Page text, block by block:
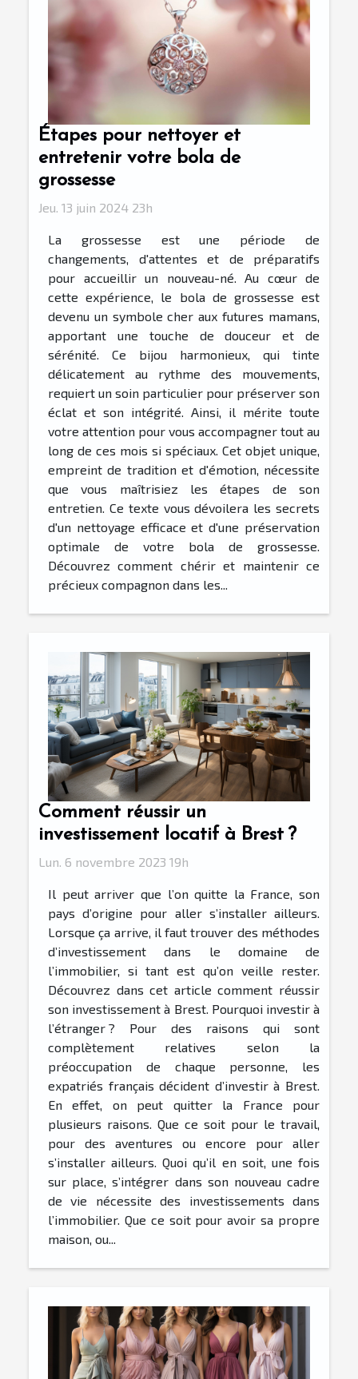
Étapes pour nettoyer et
entretenir votre bola de
grossesse
Jeu. 13 juin 2024 23h
La grossesse est une période de
changements, d'attentes et de préparatifs
pour accueillir un nouveau-né. Au cœur de
cette expérience, le bola de grossesse est
devenu un symbole cher aux futures mamans,
apportant une touche de douceur et de
sérénité. Ce bijou harmonieux, qui tinte
délicatement au rythme des mouvements,
requiert un soin particulier pour préserver son
éclat et son intégrité. Ainsi, il mérite toute
votre attention pour vous accompagner tout au
long de ces mois si spéciaux. Cet objet unique,
empreint de tradition et d'émotion, nécessite
que vous maîtrisiez les étapes de son
entretien. Ce texte vous dévoilera les secrets
d'un nettoyage efficace et d'une préservation
optimale de votre bola de grossesse.
Découvrez comment chérir et maintenir ce
précieux compagnon dans les...
Comment réussir un
investissement locatif à Brest ?
Lun. 6 novembre 2023 19h
Il peut arriver que l’on quitte la France, son
pays d’origine pour aller s’installer ailleurs.
Lorsque ça arrive, il faut trouver des méthodes
d’investissement dans le domaine de
l’immobilier, si tant est qu’on veille rester.
Découvrez dans cet article comment réussir
son investissement à Brest. Pourquoi investir à
l’étranger ? Pour des raisons qui sont
complètement relatives selon la
préoccupation de chaque personne, les
expatriés français décident d’investir à Brest.
En effet, on peut quitter la France pour
plusieurs raisons. Que ce soit pour le travail,
pour des aventures ou encore pour aller
s’installer ailleurs. Quoi qu’il en soit, une fois
sur place, s’intégrer dans son nouveau cadre
de vie nécessite des investissements dans
l’immobilier. Que ce soit pour avoir sa propre
maison, ou...